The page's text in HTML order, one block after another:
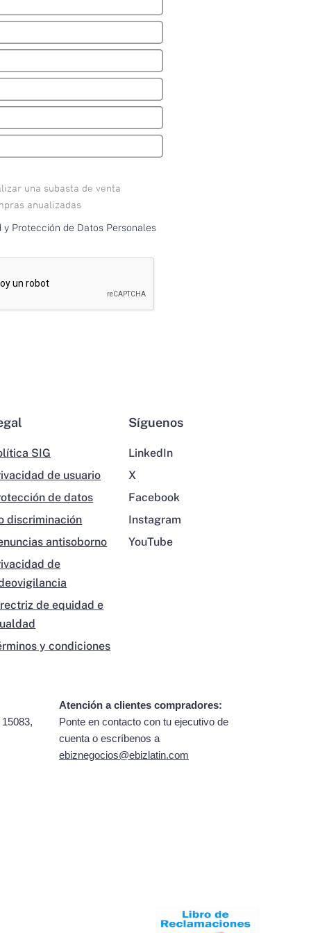
una subasta de venta
anualizadas
Protección de Datos Personales
SIG
de usuario
de datos
discriminación
antisoborno
de
de equidad e
y condiciones
Síguenos
LinkedIn
X
Facebook
Instagram
YouTube
Atención a clientes compradores:
Ponte en contacto con tu ejecutivo de
cuenta o escríbenos a
ebiznegocios@ebizlatin.com